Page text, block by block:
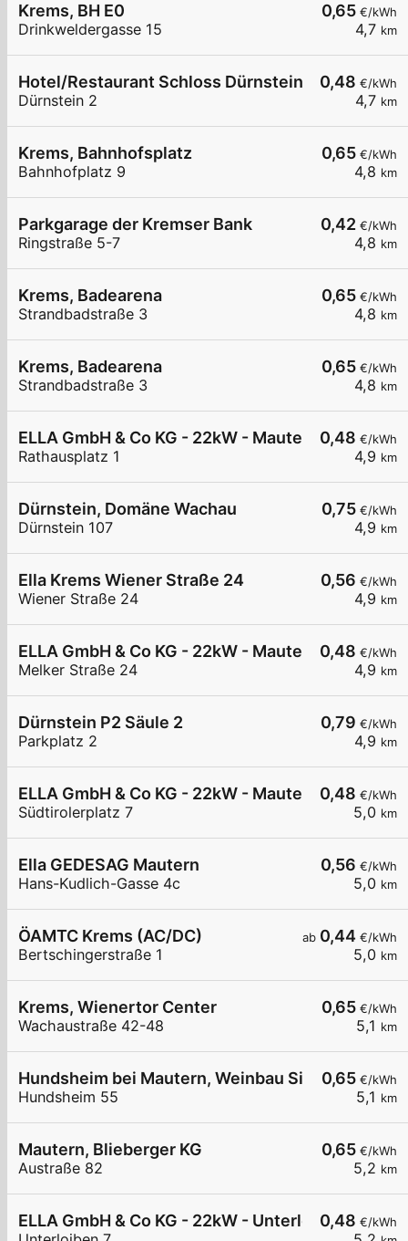
0,65 €/kWh
4,7 km
Krems, BH E0
Drinkweldergasse 15
0,48 €/kWh
4,7 km
Hotel/Restaurant Schloss Dürnstein
Dürnstein 2
0,65 €/kWh
4,8 km
Krems, Bahnhofsplatz
Bahnhofplatz 9
0,42 €/kWh
4,8 km
Parkgarage der Kremser Bank
Ringstraße 5-7
0,65 €/kWh
4,8 km
Krems, Badearena
Strandbadstraße 3
0,65 €/kWh
4,8 km
Krems, Badearena
Strandbadstraße 3
0,48 €/kWh
4,9 km
ELLA GmbH & Co KG - 22kW - Mautern - Rathaus
Rathausplatz 1
0,75 €/kWh
4,9 km
Dürnstein, Domäne Wachau
Dürnstein 107
0,56 €/kWh
4,9 km
Ella Krems Wiener Straße 24
Wiener Straße 24
0,48 €/kWh
4,9 km
ELLA GmbH & Co KG - 22kW - Mautern - Melker
Melker Straße 24
0,79 €/kWh
4,9 km
Dürnstein P2 Säule 2
Parkplatz 2
0,48 €/kWh
5,0 km
ELLA GmbH & Co KG - 22kW - Mautern -
Südtirolerplatz 7
0,56 €/kWh
5,0 km
Ella GEDESAG Mautern
Hans-Kudlich-Gasse 4c
ab 0,44 €/kWh
5,0 km
ÖAMTC Krems (AC/DC)
Bertschingerstraße 1
0,65 €/kWh
5,1 km
Krems, Wienertor Center
Wachaustraße 42-48
0,65 €/kWh
5,1 km
Hundsheim bei Mautern, Weinbau Siedler
Hundsheim 55
0,65 €/kWh
5,2 km
Mautern, Blieberger KG
Austraße 82
0,48 €/kWh
ELLA GmbH & Co KG - 22kW - Unterloiben -